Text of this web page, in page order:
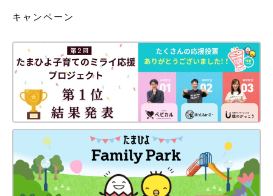
キャンペーン